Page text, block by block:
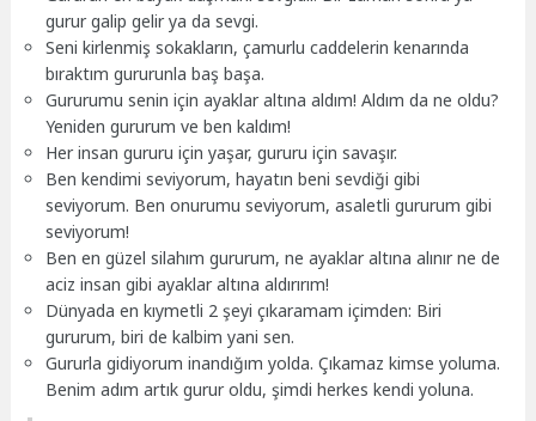
gurur galip gelir ya da sevgi.
Seni kirlenmiş sokakların, çamurlu caddelerin kenarında
bıraktım gururunla baş başa.
Gururumu senin için ayaklar altına aldım! Aldım da ne oldu?
Yeniden gururum ve ben kaldım!
Her insan gururu için yaşar, gururu için savaşır.
Ben kendimi seviyorum, hayatın beni sevdiği gibi
seviyorum. Ben onurumu seviyorum, asaletli gururum gibi
seviyorum!
Ben en güzel silahım gururum, ne ayaklar altına alınır ne de
aciz insan gibi ayaklar altına aldırırım!
Dünyada en kıymetli 2 şeyi çıkaramam içimden: Biri
gururum, biri de kalbim yani sen.
Gururla gidiyorum inandığım yolda. Çıkamaz kimse yoluma.
Benim adım artık gurur oldu, şimdi herkes kendi yoluna.